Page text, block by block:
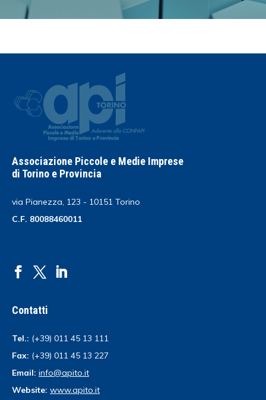
Associazione Piccole e Medie Imprese
di Torino e Provincia
via Pianezza, 123 - 10151 Torino
C.F. 80088460011
Contatti
Tel.: (+39) 011 45 13 111
Fax: (+39) 011 45 13 227
Email: info@apito.it
Website: www.apito.it